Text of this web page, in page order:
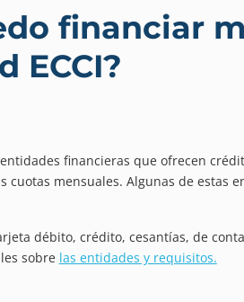
financiar
ECCI?
financieras que ofrecen
cuotas mensuales. Algunas de estas
débito, crédito, cesantías, de
sobre las entidades y requisitos.